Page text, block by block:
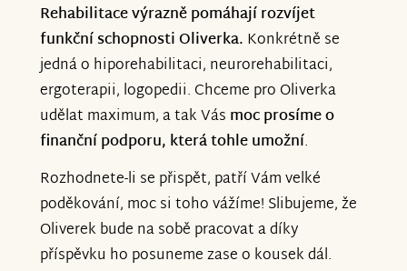
Rehabilitace výrazně pomáhají rozvíjet
funkční schopnosti Oliverka. Konkrétně se
jedná o hiporehabilitaci, neurorehabilitaci,
ergoterapii, logopedii. Chceme pro Oliverka
udělat maximum, a tak Vás moc prosíme o
finanční podporu, která tohle umožní.
Rozhodnete-li se přispět, patří Vám velké
poděkování, moc si toho vážíme! Slibujeme, že
Oliverek bude na sobě pracovat a díky
příspěvku ho posuneme zase o kousek dál.